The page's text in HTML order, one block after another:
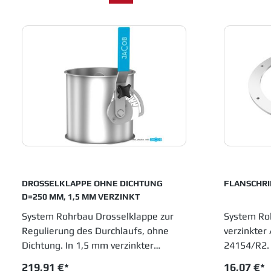
DROSSELKLAPPE OHNE DICHTUNG
D=250 MM, 1,5 MM VERZINKT
System Rohrbau Drosselklappe zur
Regulierung des Durchlaufs, ohne
Dichtung. In 1,5 mm verzinkter
219,91 €*
System
verzinkter
24154/
16,07 €*